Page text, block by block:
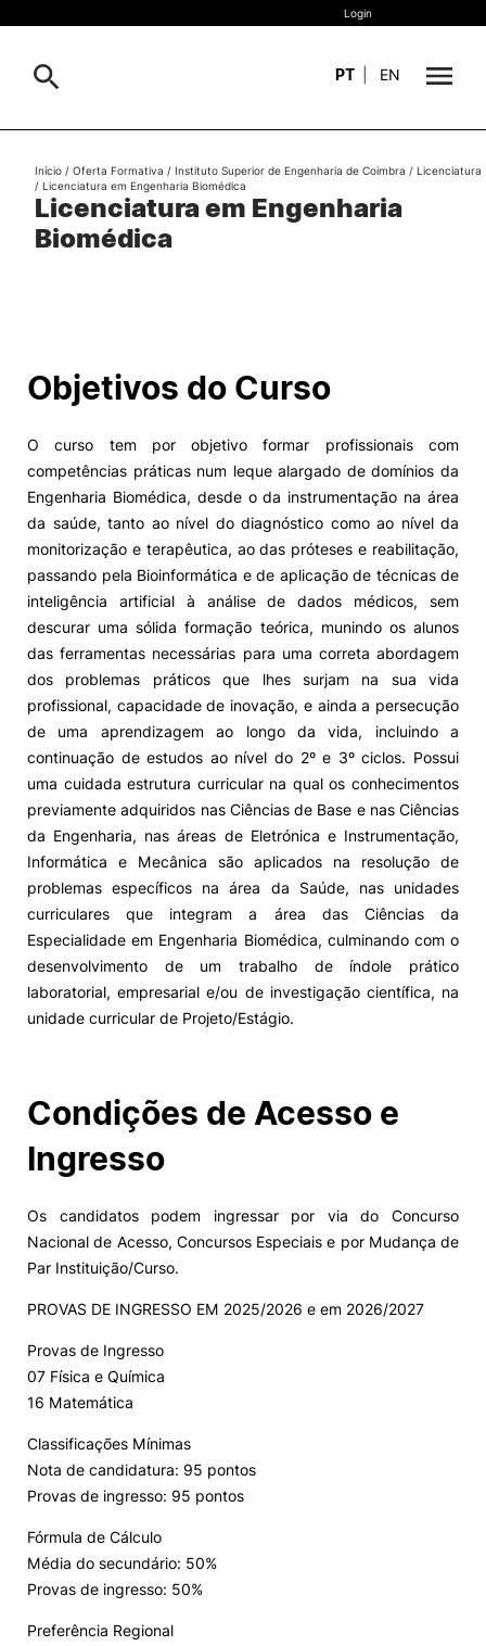
Estudar
II&D e Empresas
Ação Social
Alumni
Projetos PRR
Magazine
Eventos
Europeia Política de Privacidade e Cookies
Sugestões,
Login
PT EN
Pesquisa
Licenciatura em Engenharia
Biomédica
Início / Oferta Formativa / Instituto Superior de Engenharia de Coimbra / Licenciatura
/ Licenciatura em Engenharia Biomédica
Objetivos do Curso
O curso tem por objetivo formar profissionais com
competências práticas num leque alargado de domínios da
Engenharia Biomédica, desde o da instrumentação na área
da saúde, tanto ao nível do diagnóstico como ao nível da
monitorização e terapêutica, ao das próteses e reabilitação,
passando pela Bioinformática e de aplicação de técnicas de
inteligência artificial à análise de dados médicos, sem
descurar uma sólida formação teórica, munindo os alunos
das ferramentas necessárias para uma correta abordagem
dos problemas práticos que lhes surjam na sua vida
profissional, capacidade de inovação, e ainda a persecução
de uma aprendizagem ao longo da vida, incluindo a
continuação de estudos ao nível do 2º e 3º ciclos. Possui
uma cuidada estrutura curricular na qual os conhecimentos
previamente adquiridos nas Ciências de Base e nas Ciências
da Engenharia, nas áreas de Eletrónica e Instrumentação,
Informática e Mecânica são aplicados na resolução de
problemas específicos na área da Saúde, nas unidades
curriculares que integram a área das Ciências da
Especialidade em Engenharia Biomédica, culminando com o
desenvolvimento de um trabalho de índole prático
laboratorial, empresarial e/ou de investigação científica, na
unidade curricular de Projeto/Estágio.
Condições de Acesso e
Ingresso
Os candidatos podem ingressar por via do Concurso
Nacional de Acesso, Concursos Especiais e por Mudança de
Par Instituição/Curso.
PROVAS DE INGRESSO EM 2025/2026 e em 2026/2027
Provas de Ingresso
07 Física e Química
16 Matemática
Classificações Mínimas
Nota de candidatura: 95 pontos
Provas de ingresso: 95 pontos
Fórmula de Cálculo
Média do secundário: 50%
Provas de ingresso: 50%
Preferência Regional